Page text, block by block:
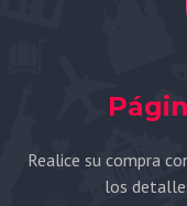
Realice su compra
los